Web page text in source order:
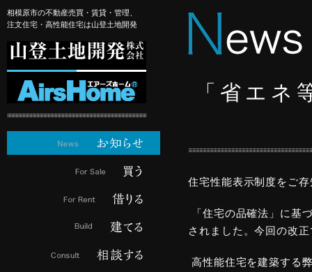
相模原市の不動産売買・賃貸・管理、
注文住宅・高性能住宅は山登土地開発
「省エ
住宅性能表示制度をご
「住宅の品確法」に基
されました。今回の改
高性能住宅を建築する